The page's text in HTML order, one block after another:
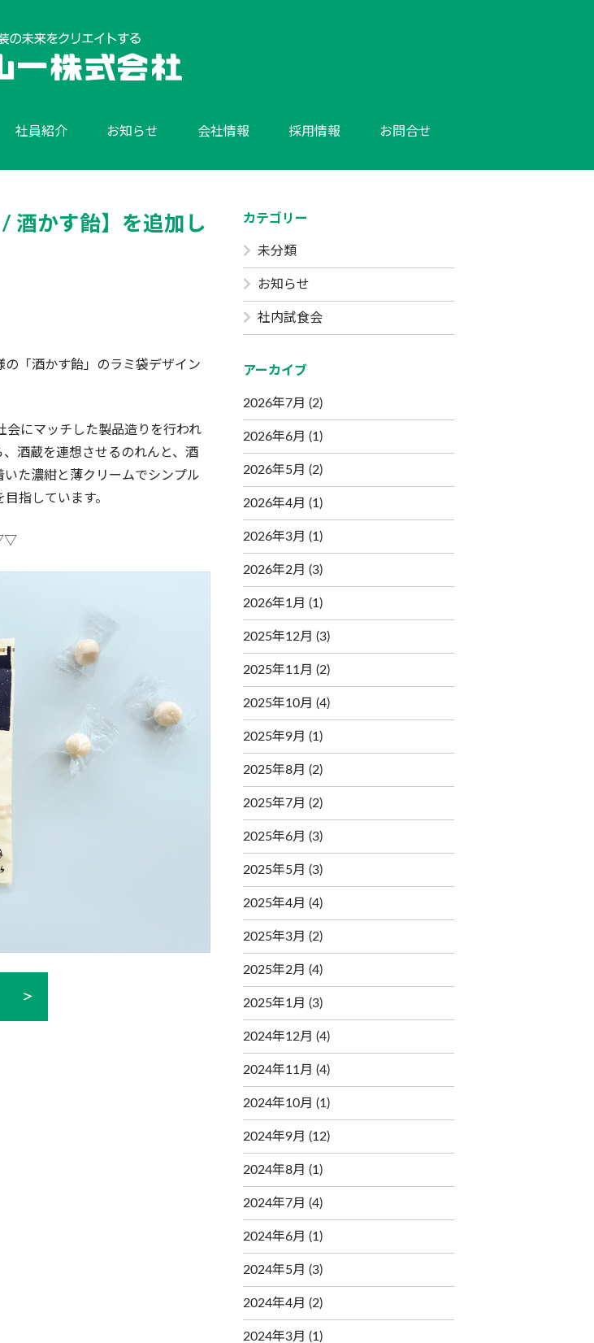
社員紹介 お知らせ 会社情報 採用情報 お問合せ
酒かす飴】を追加し
「酒かす飴」のラミ袋デザイン
会にマッチした製品造りを行われ
酒蔵を連想させるのれんと、酒
た濃紺と薄クリームでシンプル
指しています。
カテゴリー
未分類
お知らせ
社内試食会
アーカイブ
2026年7月 (2)
2026年6月 (1)
2026年5月 (2)
2026年4月 (1)
2026年3月 (1)
2026年2月 (3)
2026年1月 (1)
2025年12月 (3)
2025年11月 (2)
2025年10月 (4)
2025年9月 (1)
2025年8月 (2)
2025年7月 (2)
2025年6月 (3)
2025年5月 (3)
2025年4月 (4)
2025年3月 (2)
2025年2月 (4)
2025年1月 (3)
2024年12月 (4)
2024年11月 (4)
2024年10月 (1)
2024年9月 (12)
2024年8月 (1)
2024年7月 (4)
2024年6月 (1)
2024年5月 (3)
2024年4月 (2)
2024年3月 (1)